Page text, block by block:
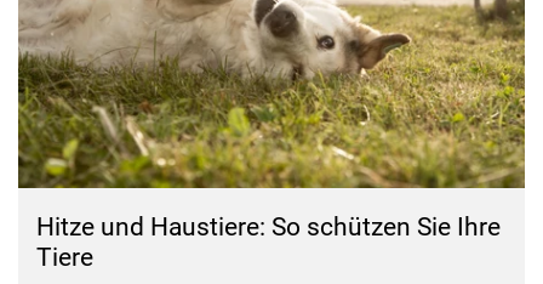
Hitze und Haustiere: So schützen Sie Ihre
Tiere